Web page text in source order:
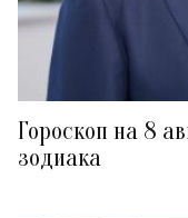
Гороскоп на 8
зодиака